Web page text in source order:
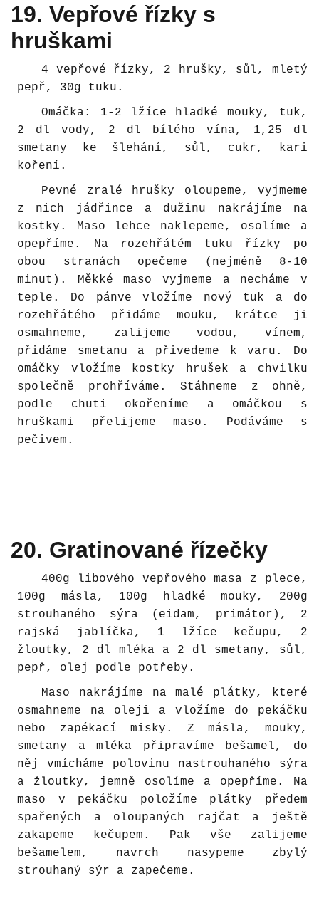
19. Vepřové řízky s
hruškami
4 vepřové řízky, 2 hrušky, sůl, mletý
pepř, 30g tuku.
Omáčka: 1-2 lžíce hladké mouky, tuk,
2 dl vody, 2 dl bílého vína, 1,25 dl
smetany ke šlehání, sůl, cukr, kari
koření.
Pevné zralé hrušky oloupeme, vyjmeme
z nich jádřince a dužinu nakrájíme na
kostky. Maso lehce naklepeme, osolíme a
opepříme. Na rozehřátém tuku řízky po
obou stranách opečeme (nejméně 8-10
minut). Měkké maso vyjmeme a necháme v
teple. Do pánve vložíme nový tuk a do
rozehřátého přidáme mouku, krátce ji
osmahneme, zalijeme vodou, vínem,
přidáme smetanu a přivedeme k varu. Do
omáčky vložíme kostky hrušek a chvilku
společně prohříváme. Stáhneme z ohně,
podle chuti okořeníme a omáčkou s
hruškami přelijeme maso. Podáváme s
pečivem.
20. Gratinované řízečky
400g libového vepřového masa z plece,
100g másla, 100g hladké mouky, 200g
strouhaného sýra (eidam, primátor), 2
rajská jablíčka, 1 lžíce kečupu, 2
žloutky, 2 dl mléka a 2 dl smetany, sůl,
pepř, olej podle potřeby.
Maso nakrájíme na malé plátky, které
osmahneme na oleji a vložíme do pekáčku
nebo zapékací misky. Z másla, mouky,
smetany a mléka připravíme bešamel, do
něj vmícháme polovinu nastrouhaného sýra
a žloutky, jemně osolíme a opepříme. Na
maso v pekáčku položíme plátky předem
spařených a oloupaných rajčat a ještě
zakapeme kečupem. Pak vše zalijeme
bešamelem, navrch nasypeme zbylý
strouhaný sýr a zapečeme.